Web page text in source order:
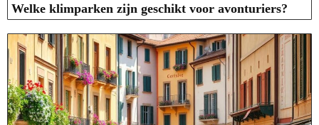
Welke klimparken zijn geschikt voor avonturiers?